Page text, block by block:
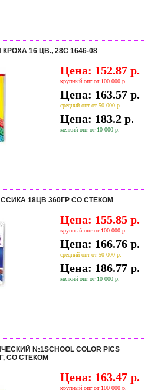
16 ЦВ., 28С 1646-08
Цена: 152.87 р.
крупный опт от 100 000 р.
Цена: 163.57 р.
средний опт от 50 000 р.
Цена: 183.2 р.
мелкий опт от 10 000 р.
18ЦВ 360ГР СО СТЕКОМ
Цена: 155.85 р.
крупный опт от 100 000 р.
Цена: 166.76 р.
средний опт от 50 000 р.
Цена: 186.77 р.
мелкий опт от 10 000 р.
№1SCHOOL COLOR PICS
СО СТЕКОМ
Цена: 163.47 р.
крупный опт от 100 000 р.